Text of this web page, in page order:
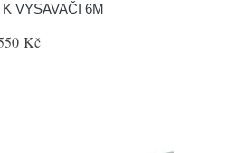
VYSAVAČI 6M
Kč